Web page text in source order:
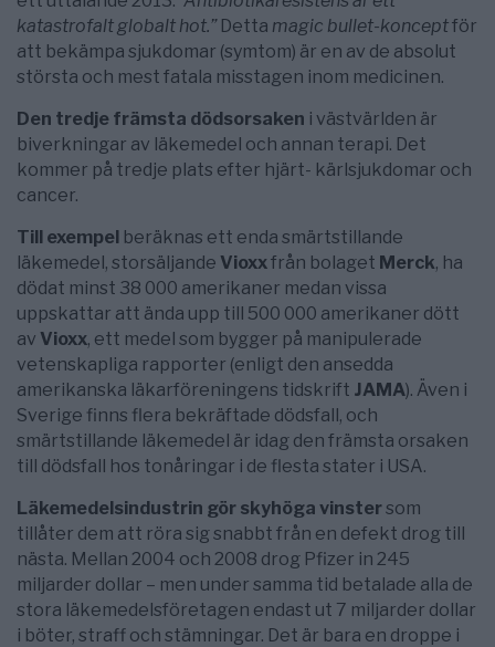
katastrofalt globalt hot.” Detta magic bullet-konceptför
att bekämpa sjukdomar (symtom) är en av de absolut
största och mest fatala misstagen inom medicinen.
Den tredje främsta dödsorsaken i västvärlden är
biverkningar av läkemedel och annan terapi. Det
kommer på tredje plats efter hjärt- kärlsjukdomar och
cancer.
Till exempel beräknas ett enda smärtstillande
läkemedel, storsäljande Vioxxfrån bolaget Merck, ha
dödat minst 38 000 amerikaner medan vissa
uppskattar att ända upp till 500 000 amerikaner dött
av Vioxx, ett medel som bygger på manipulerade
vetenskapliga rapporter (enligt den ansedda
amerikanska läkarföreningens tidskrift JAMA). Även i
Sverige finns flera bekräftade dödsfall, och
smärtstillande läkemedel är idag den främsta orsaken
till dödsfall hos tonåringar i de flesta stater i USA.
Läkemedelsindustrin gör skyhöga vinstersom
tillåter dem att röra sig snabbt från en defekt drog till
nästa. Mellan 2004 och 2008 drog Pfizer in 245
miljarder dollar – men under samma tid betalade alla de
stora läkemedelsföretagen endast ut 7 miljarder dollar
i böter, straff och stämningar. Det är bara en droppe i